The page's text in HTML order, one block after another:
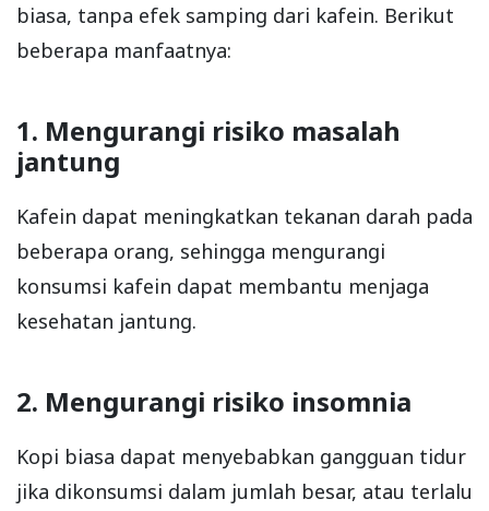
biasa, tanpa efek samping dari kafein. Berikut
beberapa manfaatnya:
1. Mengurangi risiko masalah
jantung
Kafein dapat meningkatkan tekanan darah pada
beberapa orang, sehingga mengurangi
konsumsi kafein dapat membantu menjaga
kesehatan jantung.
2. Mengurangi risiko insomnia
Kopi biasa dapat menyebabkan gangguan tidur
jika dikonsumsi dalam jumlah besar, atau terlalu